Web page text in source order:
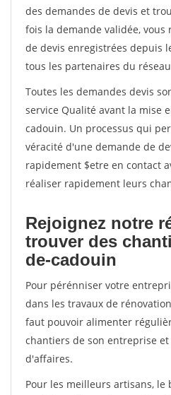
des demandes de devis et
fois la demande validée, vous
de devis enregistrées depuis
tous les partenaires du
Toutes les demandes devis
service Qualité avant la mise
cadouin. Un processus qui
véracité d'une demande de
rapidement $etre en contact
réaliser rapidement leurs
Rejoignez notre
trouver des
de-cadouin
Pour pérénniser votre
dans les travaux de
faut pouvoir alimenter
chantiers de son entreprise
d'affaires.
Pour les meilleurs artisans,